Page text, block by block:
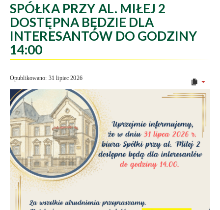
SPÓŁKA PRZY AL. MIŁEJ 2
DOSTĘPNA BĘDZIE DLA
INTERESANTÓW DO GODZINY
14:00
Opublikowano: 31 lipiec 2026